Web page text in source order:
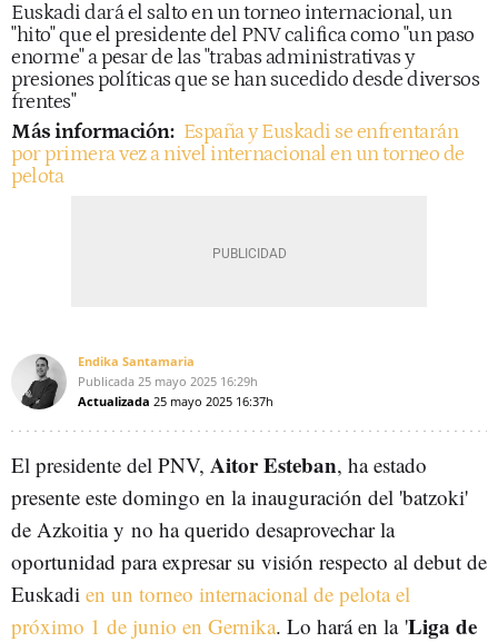
Euskadi dará el salto en un torneo internacional, un
"hito" que el presidente del PNV califica como "un paso
enorme" a pesar de las "trabas administrativas y
presiones políticas que se han sucedido desde diversos
frentes"
Más información: España y Euskadi se enfrentarán
por primera vez a nivel internacional en un torneo de
pelota
Endika Santamaria
Publicada 25 mayo 2025 16:29h
Actualizada 25 mayo 2025 16:37h
El presidente del PNV, Aitor Esteban, ha estado
presente este domingo en la inauguración del 'batzoki'
de Azkoitia y no ha querido desaprovechar la
oportunidad para expresar su visión respecto al debut de
Euskadi en un torneo internacional de pelota el
próximo 1 de junio en Gernika. Lo hará en la'Liga de